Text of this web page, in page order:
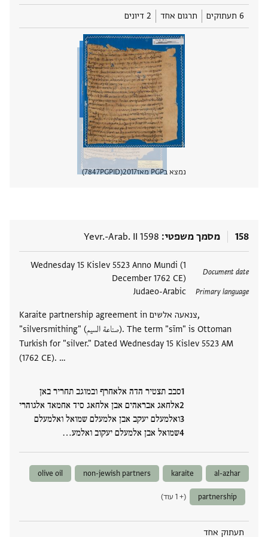
6 תעתוקים תרגום אחד 2 דיונים
נמצא בPGP מאז 2017
PGPID
7847
158 מסמך משפטי Yevr.-Arab. II 1598
Document date
Wednesday 15 Kislev 5523 Anno Mundi (1
December 1762 CE)
Primary language
Judaeo-Arabic
Karaite partnership agreement in צנאעה אלשים,
"silversmithing" (صناعة السيم). The term "sīm" is Ottoman
Turkish for "silver." Dated Wednesday 15 Kislev 5523 AM
(1762 CE). …
סבב תצטיר הדה אלאחרף ובמוגב תחריר באן
אלחאג אבראהים אבן אלחאג סיד אחמאד אלגוהרי
ואלמעלם יעקב אבן אלמעלם שמואל ואלמעלם
שמואל אבן אלמעלם יעקוב ואלמע‮…
al-azhar
karaite
non-jewish partners
olive oil
partnership (+ 1 עוד)
תעתוק אחד